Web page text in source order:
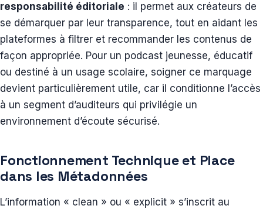
responsabilité éditoriale : il permet aux créateurs de
se démarquer par leur transparence, tout en aidant les
plateformes à filtrer et recommander les contenus de
façon appropriée. Pour un podcast jeunesse, éducatif
ou destiné à un usage scolaire, soigner ce marquage
devient particulièrement utile, car il conditionne l’accès
à un segment d’auditeurs qui privilégie un
environnement d’écoute sécurisé.
Fonctionnement Technique et Place
dans les Métadonnées
L’information « clean » ou « explicit » s’inscrit au